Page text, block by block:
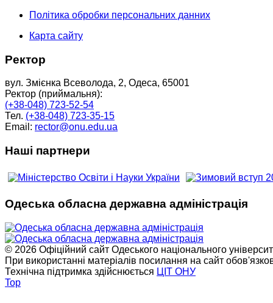
Політика обробки персональних данних
Карта сайту
Ректор
вул. Змієнка Всеволода, 2, Одеса, 65001
Ректор (приймальня):
(+38-048) 723-52-54
Тел. (+38-048) 723-35-15
Email: rector@onu.edu.ua
Наші партнери
Одеська обласна державна адміністрація
© 2026 Офіційний сайт Одеського національного
При використанні матеріалів посилання на сайт
Технічна підтримка здійснюється ЦІТ ОНУ
Top